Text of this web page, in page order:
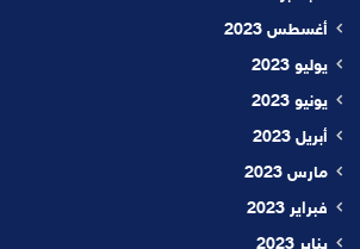
أغسطس 2023
يوليو 2023
يونيو 2023
أبريل 2023
مارس 2023
فبراير 2023